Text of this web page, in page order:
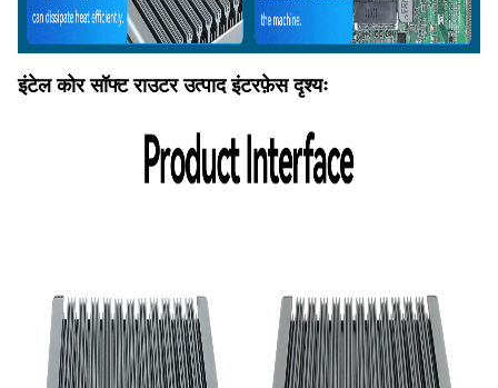
इंटेल कोर सॉफ्ट राउटर उत्पाद इंटरफ़ेस दृश्यः